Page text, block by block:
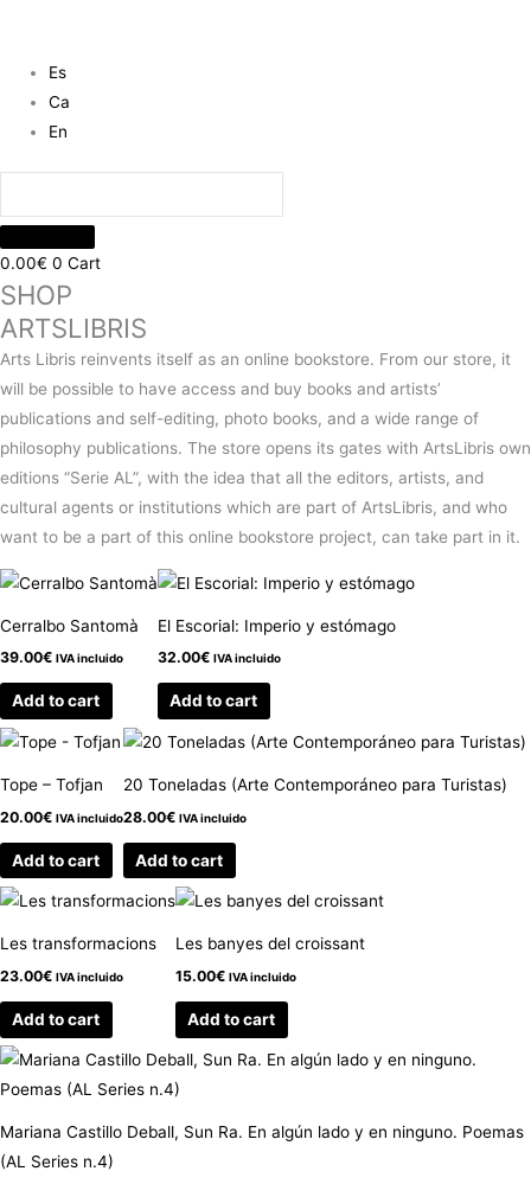
Es
Ca
En
0.00€ 0 Cart
SHOP
ARTSLIBRIS
Arts Libris reinvents itself as an online bookstore. From our store, it
will be possible to have access and buy books and artists’
publications and self-editing, photo books, and a wide range of
philosophy publications. The store opens its gates with ArtsLibris own
editions “Serie AL”, with the idea that all the editors, artists, and
cultural agents or institutions which are part of ArtsLibris, and who
want to be a part of this online bookstore project, can take part in it.
Cerralbo Santomà
39.00€ IVA incluido
Add to cart
El Escorial: Imperio y estómago
32.00€ IVA incluido
Add to cart
Tope – Tofjan
20.00€ IVA incluido
Add to cart
20 Toneladas (Arte Contemporáneo para Turistas)
28.00€ IVA incluido
Add to cart
Les transformacions
23.00€ IVA incluido
Add to cart
Les banyes del croissant
15.00€ IVA incluido
Add to cart
Mariana Castillo Deball, Sun Ra. En algún lado y en ninguno. Poemas
(AL Series n.4)